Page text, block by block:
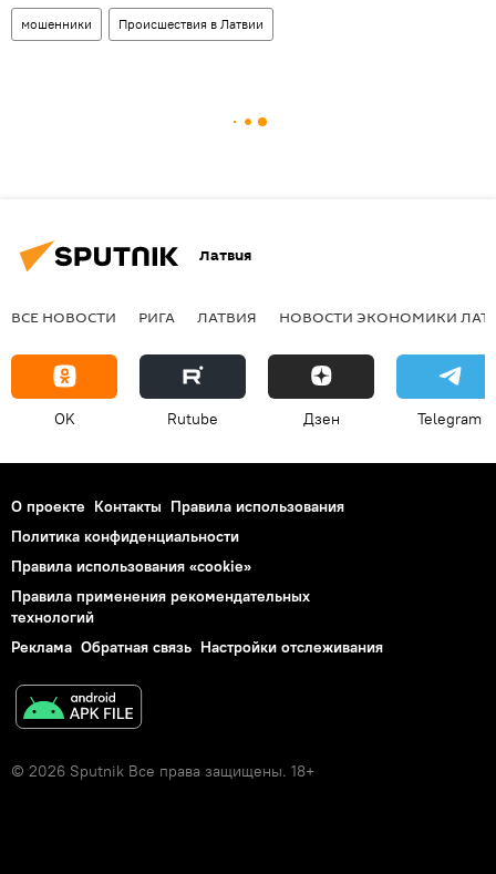
мошенники Происшествия в Латвии
Латвия
ВСЕ НОВОСТИ РИГА ЛАТВИЯ НОВОСТИ ЭКОНОМИКИ
OK Rutube Дзен Telegram
О проекте Контакты Правила использования
Политика конфиденциальности
Правила использования «cookie»
Правила применения рекомендательных
технологий
Реклама Обратная связь Настройки отслеживания
© 2026 Sputnik Все права защищены. 18+